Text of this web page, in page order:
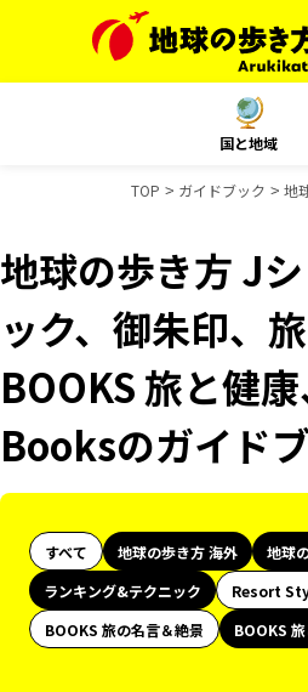
国と地域
TOP ガイドブック 地
地球の歩き方 J
ック、御朱印、
BOOKS 旅と健
Booksのガイド
すべて 地球の歩き方 海外 地球
ランキング&テクニック
Resort
BOOKS 旅の名言＆絶景
BOOKS